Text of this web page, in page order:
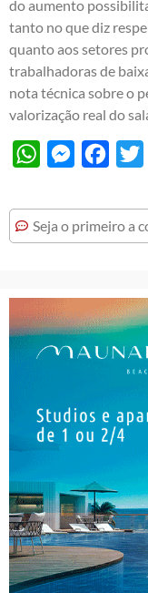
do aumento
tanto no que diz
quanto aos setores
trabalhadoras de
nota técnica sobre o
valorização real do
WhatsAppMessenger
Seja o primeiro a